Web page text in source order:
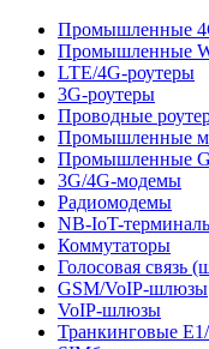
Промышленные
Промышленные
LTE/4G-роутеры
3G-роутеры
Проводные
Промышленные
Промышленные
3G/4G-модемы
Радиомодемы
NB-IoT-
Коммутаторы
Голосовая связь
GSM/VoIP-шлюзы
VoIP-шлюзы
Транкинговые